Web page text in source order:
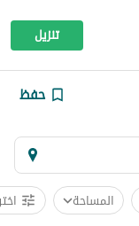
تنزيل
حفظ
المساحة